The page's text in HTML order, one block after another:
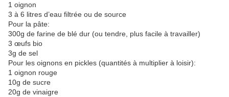
1 oignon
3 à 6 litres d’eau filtrée ou de source
Pour la pâte:
300g de farine de blé dur (ou tendre, plus facile à travailler)
3 œufs bio
3g de sel
Pour les oignons en pickles (quantités à multiplier à loisir):
1 oignon rouge
10g de sucre
20g de vinaigre